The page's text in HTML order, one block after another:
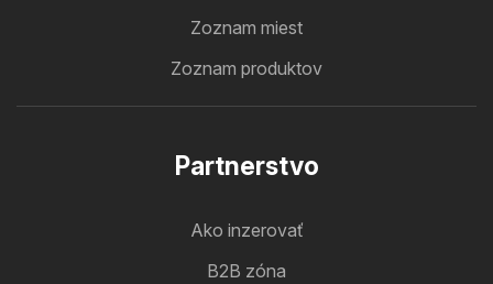
Zoznam miest
Zoznam produktov
Partnerstvo
Ako inzerovať
B2B zóna